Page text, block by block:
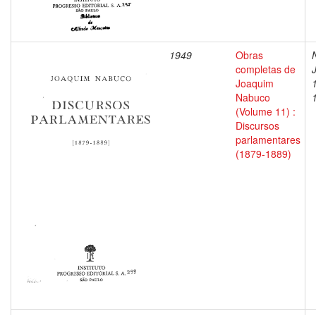
1949
Obras
completas de
Joaquim
Nabuco
(Volume 11) :
Discursos
parlamentares
(1879-1889)